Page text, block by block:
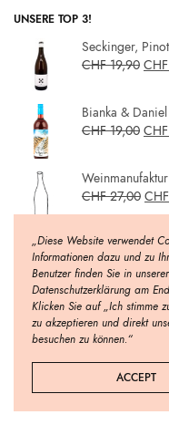
UNSERE TOP 3!
Seckinger,
CHF19,90 CHF
Bianka &
CHF19,00 CHF
CHF27,00 CHF
„Diese Website verwendet
Informationen dazu und zu
Benutzer finden Sie in unserer
Datenschutzerklärung am
Klicken Sie auf „Ich stimme
zu akzeptieren und direkt
besuchen zu können.“
ACCEPT